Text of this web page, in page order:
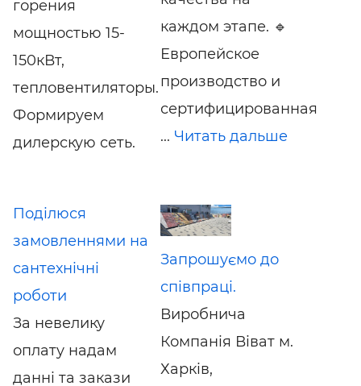
горения
мощностью 15-
150кВт,
тепловентиляторы.
Формируем
дилерскую сеть.
каждом этапе. 🔹
Европейское
производство и
сертифицированная
... Читать дальше
Поділюся
замовленнями на
сантехнічні
роботи
За невелику
оплату надам
данні та закази
Запрошуємо до
співпраці.
Виробнича
Компанія Віват м.
Харків,